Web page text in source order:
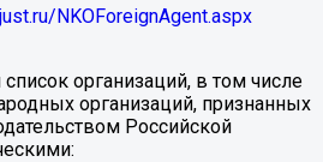
NKOForeignAgent.aspx
организаций, в том числе
организаций, признанных
Российской